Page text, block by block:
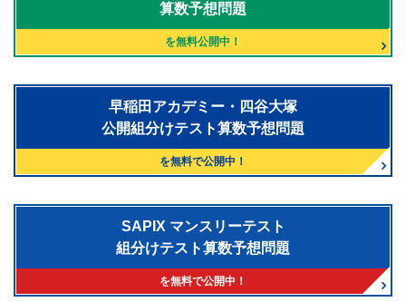
算数予想問題
を無料公開中！
早稲田アカデミー・四谷大塚
公開組分けテスト算数予想問題
を無料で公開中！
SAPIX マンスリーテスト
組分けテスト算数予想問題
を無料で公開中！